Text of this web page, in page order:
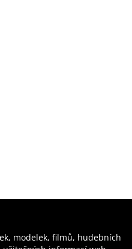
modelek, filmů, hudebních